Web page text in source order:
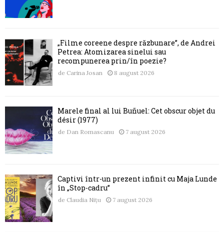
„Filme coreene despre răzbunare”, de Andrei
Petrea: Atomizarea sinelui sau
recompunerea prin/în poezie?
de Carina Josan 8 august 2026
Marele final al lui Buñuel: Cet obscur objet du
désir (1977)
de Dan Romascanu 7 august 2026
Captivi într-un prezent infinit cu Maja Lunde
în „Stop-cadru”
de Claudia Nițu 7 august 2026